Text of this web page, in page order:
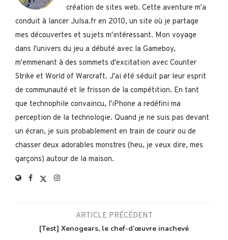
création de sites web. Cette aventure m'a
conduit à lancer Julsa.fr en 2010, un site où je partage
mes découvertes et sujets m'intéressant. Mon voyage
dans l'univers du jeu a débuté avec la Gameboy,
m'emmenant à des sommets d'excitation avec Counter
Strike et World of Warcraft. J'ai été séduit par leur esprit
de communauté et le frisson de la compétition. En tant
que technophile convaincu, l'iPhone a redéfini ma
perception de la technologie. Quand je ne suis pas devant
un écran, je suis probablement en train de courir ou de
chasser deux adorables monstres (heu, je veux dire, mes
garçons) autour de la maison.
ARTICLE PRÉCÉDENT
[Test] Xenogears, le chef-d’œuvre inachevé